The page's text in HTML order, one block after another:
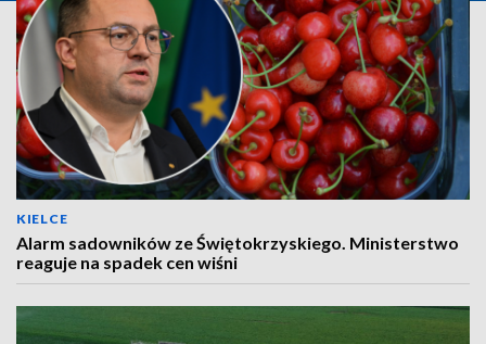
KIELCE
Alarm sadowników ze Świętokrzyskiego. Ministerstwo
reaguje na spadek cen wiśni